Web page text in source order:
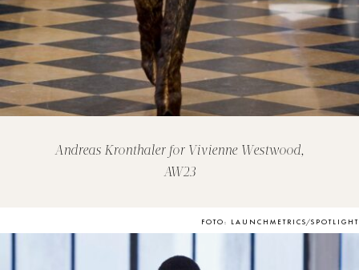
Andreas Kronthaler for Vivienne Westwood,
AW23
FOTO: LAUNCHMETRICS/SPOTLIGHT